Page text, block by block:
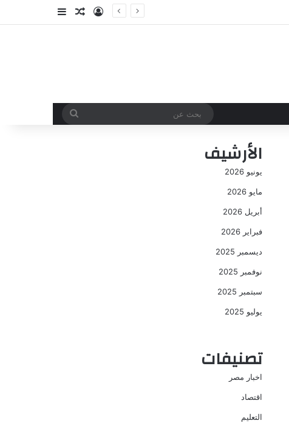
تسجيل الدخول
مقال عشوائي
إضافة عمود
بحث
الأرشيف
يونيو 2026
مايو 2026
أبريل 2026
فبراير 2026
ديسمبر 2025
نوفمبر 2025
سبتمبر 2025
يوليو 2025
تصنيفات
اخبار مصر
اقتصاد
التعليم